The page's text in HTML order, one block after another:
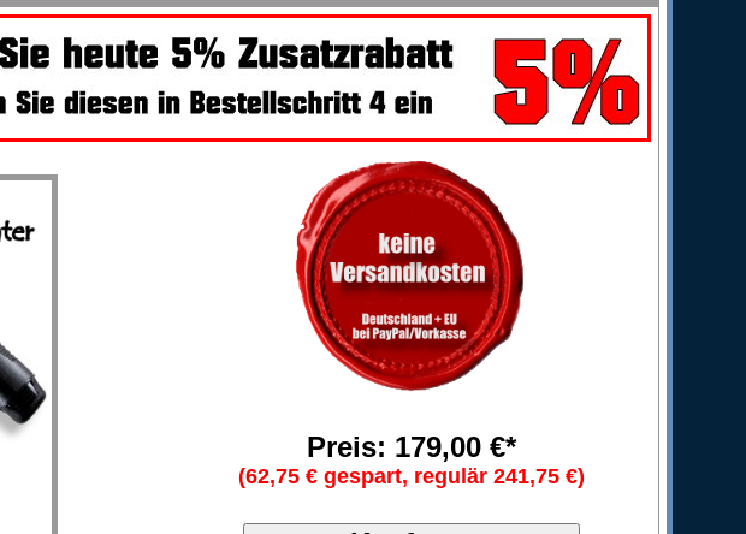
Preis: 179,00 €*
(62,75 € gespart, regulär 241,75 €)